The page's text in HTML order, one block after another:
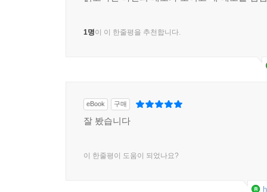
1명이 이 한줄평을 추천합니다.
eBook 구매
잘 봤습니다
이 한줄평이 도움이 되었나요?